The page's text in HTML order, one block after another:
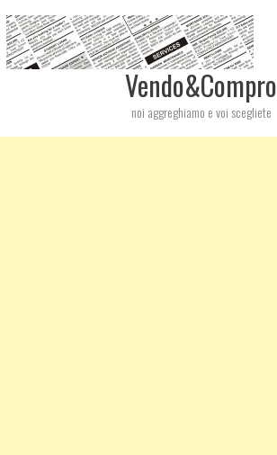
Vendo&Compro
noi aggreghiamo e voi scegliete